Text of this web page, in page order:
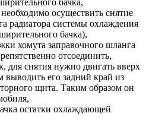
бачка,
осуществить снятие
радиатора системы охлаждения
бачка),
хомута заправочного шланга
отсоединить,
для снятия нужно двигать вверх
выводить его задний край из
щита. Таким образом он
остатки охлаждающей